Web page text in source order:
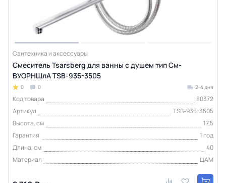
Сантехника и аксессуары
Смеситель Tsarsberg для ванны с душем тип См-
ВУОРНШлА TSB-935-3505
0 0 2-4 дня
Код товара
80372
Артикул
TSB-935-3505
Высота, см
17,5
Гарантия
1 год
Длина, см
40
Материал
ЦАМ